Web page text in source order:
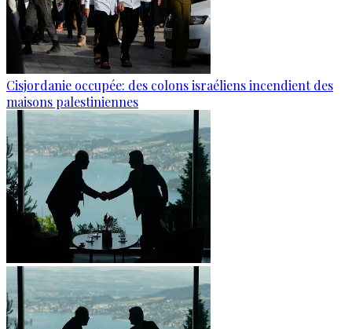
Cisjordanie occupée: des colons israéliens incendient des
maisons palestiniennes